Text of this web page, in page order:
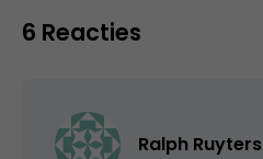
6 Reacties
Ralph Ruyters